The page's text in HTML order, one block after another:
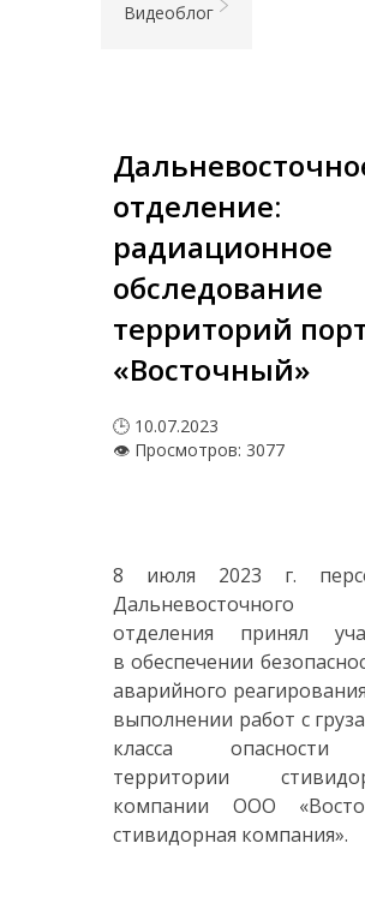
Видеоблог
отделение:
радиационное
обследование
территорий
«Восточный»
🕒 10.07.2023
👁 Просмотров: 3077
8 июля 2023 г.
Дальневосточного
отделения принял
в обеспечении
аварийного
выполнении работ с
класса
территории
компании ООО
стивидорная компания».